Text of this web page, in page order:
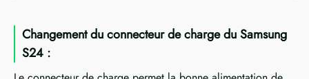
Changement du connecteur de charge du Samsung
S24 :